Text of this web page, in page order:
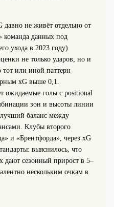
не живёт отдельно от
команда данных под
ухода в 2023 году)
не только ударов, но и
тот или иной паттерн
xG выше 0,1.
ожидаемые голы с positional
зон и высоты линии
баланс между
Клубы второго
и «Брентфорда», через xG
выяснилось, что
дают сезонный прирост в 5–
нескольким очкам в